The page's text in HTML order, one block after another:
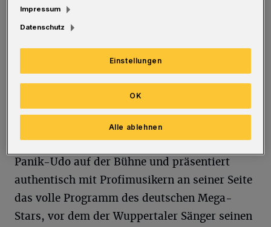
wahrsten Sinne des Wortes. Mit seiner Band
zelebriert er bereits das zweite Mal in
Oberbarmen „Panische Weihnachten“ in einer
XXL-Version.
Seit 2015 steht Oschmann als Double von
Panik-Udo auf der Bühne und präsentiert
authentisch mit Profimusikern an seiner Seite
das volle Programm des deutschen Mega-
Stars, vor dem der Wuppertaler Sänger seinen
Impressum
Datenschutz
Einstellungen
Alle ablehnen
OK